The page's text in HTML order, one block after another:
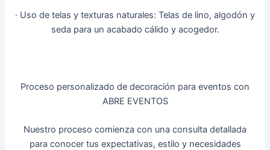
· Uso de telas y texturas naturales: Telas de lino, algodón y
seda para un acabado cálido y acogedor.
Proceso personalizado de decoración para eventos con
ABRE EVENTOS
Nuestro proceso comienza con una consulta detallada
para conocer tus expectativas, estilo y necesidades